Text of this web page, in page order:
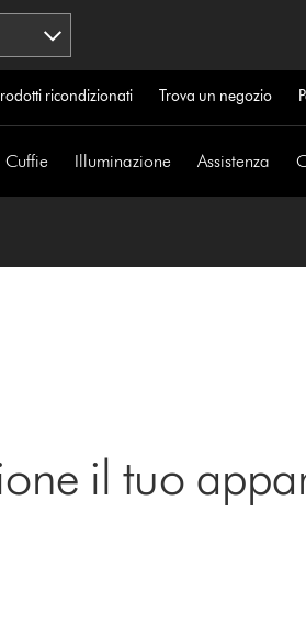
ricondizionati Trova un negozio
Cuffie Illuminazione Assistenza
il tuo